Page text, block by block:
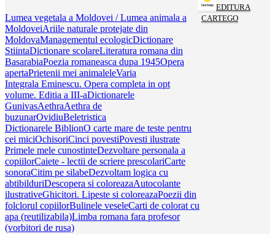
Lumea vegetala a Moldovei / Lumea animala a
MoldoveiAriile naturale protejate din
MoldovaManagementul ecologicDictionare
StiintaDictionare scolareLiteratura romana din
BasarabiaPoezia romaneasca dupa 1945Opera
apertaPrietenii mei animaleleVaria
Integrala Eminescu. Opera completa in opt
volume. Editia a III-aDictionarele
GunivasAethraAethra de
buzunarOvidiuBeletristica
Dictionarele BiblionO carte mare de teste pentru
cei miciOchisoriCinci povestiPovesti ilustrate
Primele mele cunostinteDezvoltare personala a
copiilorCaiete - lectii de scriere prescolariCarte
sonoraCitim pe silabeDezvoltam logica cu
abtibilduriDescopera si coloreazaAutocolante
ilustrativeGhicitori. Lipeste si coloreazaPoezii din
folclorul copiilorBulinele veseleCarti de colorat cu
apa (reutilizabila)Limba romana fara profesor
(vorbitori de rusa)
EDITURA
CARTEGO